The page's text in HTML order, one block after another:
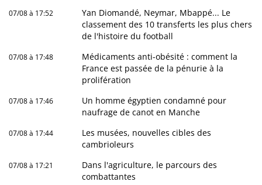
07/08 à 17:52
Yan Diomandé, Neymar, Mbappé... Le
classement des 10 transferts les plus chers
de l'histoire du football
07/08 à 17:48
Médicaments anti-obésité : comment la
France est passée de la pénurie à la
prolifération
07/08 à 17:46
Un homme égyptien condamné pour
naufrage de canot en Manche
07/08 à 17:44
Les musées, nouvelles cibles des
cambrioleurs
07/08 à 17:21
Dans l'agriculture, le parcours des
combattantes